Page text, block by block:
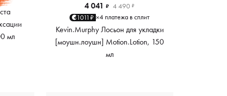
мл
4 041 ₽ 4 490 ₽
1011₽ ×4 платежа в сплит
Kevin.Murphy Лосьон для укладки
[моушн.лоушн] Motion.Lotion, 150
мл